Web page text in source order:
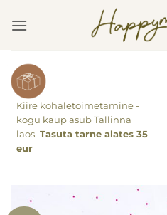
Kiire kohaletoimetamine -
kogu kaup asub Tallinna
laos. Tasuta tarne alates 35
eur